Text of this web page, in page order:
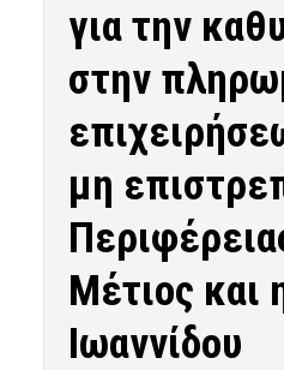
για την
στην
μη
Μέτιος και
Ιωαννίδου